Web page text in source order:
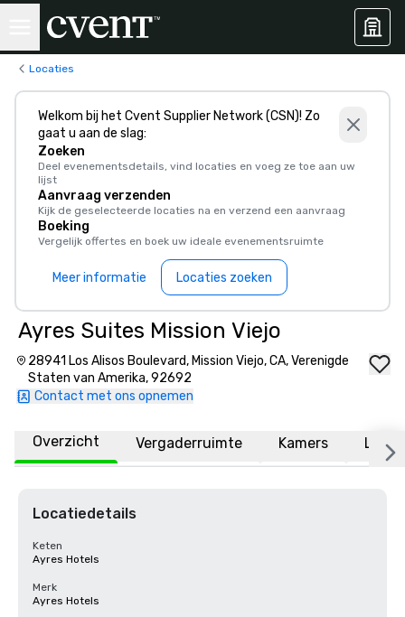
Locaties
Welkom bij het Cvent Supplier Network (CSN)! Zo
gaat u aan de slag:
Zoeken
Deel evenementsdetails, vind locaties en voeg ze toe aan uw
lijst
Aanvraag verzenden
Kijk de geselecteerde locaties na en verzend een aanvraag
Boeking
Vergelijk offertes en boek uw ideale evenementsruimte
Meer informatie Locaties zoeken
Ayres Suites Mission Viejo
28941 Los Alisos Boulevard, Mission Viejo, CA, Verenigde
Staten van Amerika, 92692
Contact met ons opnemen
Overzicht Vergaderruimte Kamers
Locatiedetails
Keten
Ayres Hotels
Merk
Ayres Hotels